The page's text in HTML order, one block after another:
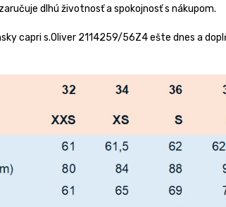
dlhú životnosť a spokojnosť s nákupom.
capri s.Oliver 2114259/56Z4 ešte dnes a